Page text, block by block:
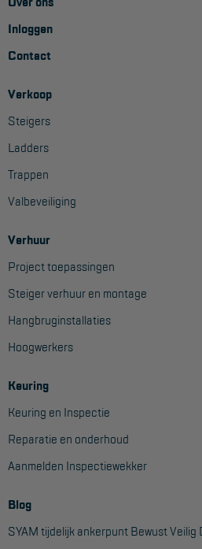
Inloggen
Contact
Verkoop
Steigers
Ladders
Trappen
Valbeveiliging
Verhuur
Project toepassingen
Steiger verhuur en montage
Hangbruginstallaties
Hoogwerkers
Keuring
Keuring en Inspectie
Reparatie en onderhoud
Aanmelden Inspectiewekker
Blog
SYAM tijdelijk ankerpunt Bewust